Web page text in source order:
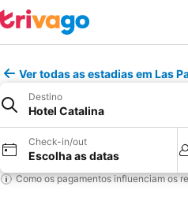
Ver todas as estadias em Las
Destino
Hotel Catalina
Check-in/out
Escolha as datas
Como os pagamentos influenciam os